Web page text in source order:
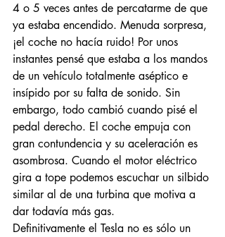
4 o 5 veces antes de percatarme de que
ya estaba encendido. Menuda sorpresa,
¡el coche no hacía ruido! Por unos
instantes pensé que estaba a los mandos
de un vehículo totalmente aséptico e
insípido por su falta de sonido. Sin
embargo, todo cambió cuando pisé el
pedal derecho. El coche empuja con
gran contundencia y su aceleración es
asombrosa. Cuando el motor eléctrico
gira a tope podemos escuchar un silbido
similar al de una turbina que motiva a
dar todavía más gas.
Definitivamente el Tesla no es sólo un